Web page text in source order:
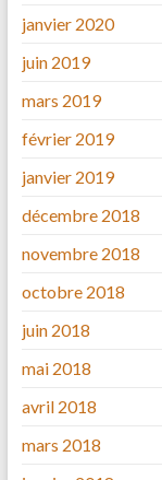
janvier 2020
juin 2019
mars 2019
février 2019
janvier 2019
décembre 2018
novembre 2018
octobre 2018
juin 2018
mai 2018
avril 2018
mars 2018